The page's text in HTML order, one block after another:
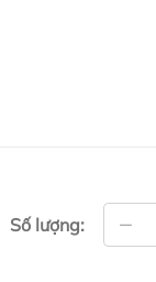
Số lượng: